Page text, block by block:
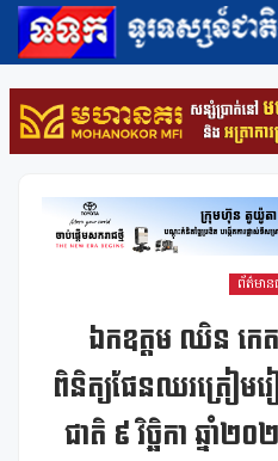
ព័ត៌មាន
ឯកឧត្ដម ឈិន កេ
ពិនិត្យផែនឈរត្រៀម
ជាតិ ៩ វិច្ឆិកា ឆ្នាំ២